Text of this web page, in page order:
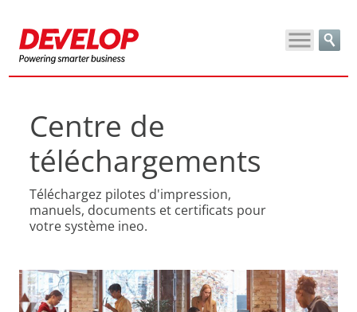
Centre de
téléchargements
Téléchargez pilotes d'impression,
manuels, documents et certificats pour
votre système ineo.